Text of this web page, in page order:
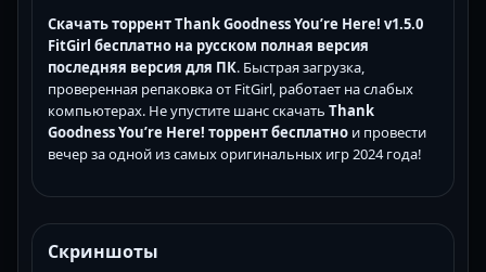
Скачать торрент Thank Goodness You’re Here! v1.5.0
FitGirl бесплатно на русском полная версия
последняя версия для ПК. Быстрая загрузка,
проверенная репаковка от FitGirl, работает на слабых
компьютерах. Не упустите шанс скачать Thank
Goodness You’re Here! торрент бесплатно и провести
вечер за одной из самых оригинальных игр 2024 года!
Скриншоты